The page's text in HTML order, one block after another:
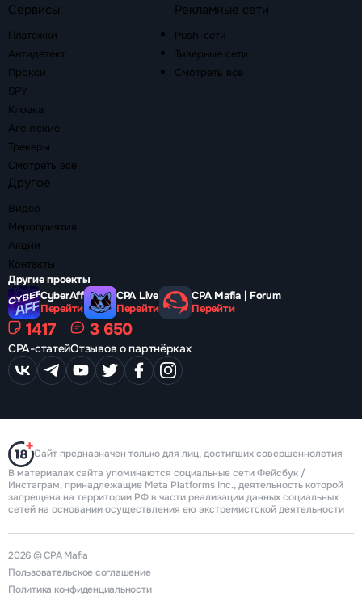
Сервисы
Платежки
Антидетект
Прокси
SPY
Клоака
Агентские
Трекеры
Смотреть все
Рекламные сети
Push-сети
Тизерные сети
Смотреть все
Другое
Видео
Мероприятия
Акции
Контакты
Другие проекты
CyberAff
Перейти
CPA Live
Перейти
CPA Mafia | Forum
Перейти
1417
CPA-статей
3 650
Отзывов о партнёрках
Сайт предназначен только для лиц, достигших совершеннолетия
В материалах сайта упоминаются социальные сети Фейсбук /
Инстаграм, принадлежащие Meta Platforms Inc., деятельность которой
запрещена на территории РФ в части реализации данных социальных
сетей на основании осуществления ею экстремистской деятельности
2026 © CPA Mafia
Пользовательское соглашение
Политика конфиденциальности